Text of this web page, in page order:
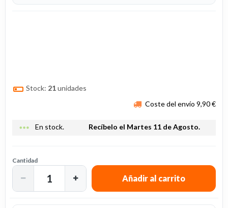
Stock: 21unidades
Coste del envío 9,90 €
more_horiz En stock. Recíbelo el Martes 11 de Agosto.
Cantidad